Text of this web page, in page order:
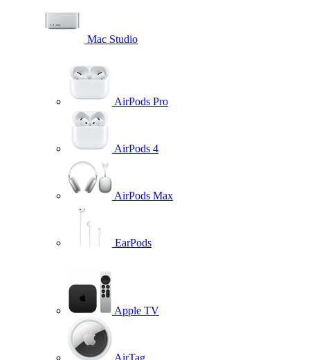
Mac Studio
AirPods Pro
AirPods 4
AirPods Max
EarPods
Apple TV